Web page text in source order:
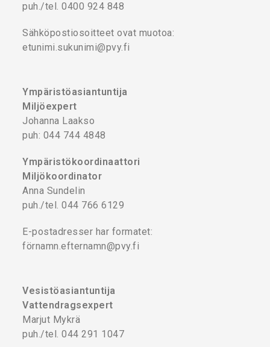
puh./tel. 0400 924 848
Sähköpostiosoitteet ovat muotoa:
etunimi.sukunimi@pvy.fi
Ympäristöasiantuntija
Miljöexpert
Johanna Laakso
puh: 044 744 4848
Ympäristökoordinaattori
Miljökoordinator
Anna Sundelin
puh./tel. 044 766 6129
E-postadresser har formatet:
förnamn.efternamn@pvy.fi
Vesistöasiantuntija
Vattendragsexpert
Marjut Mykrä
puh./tel. 044 291 1047